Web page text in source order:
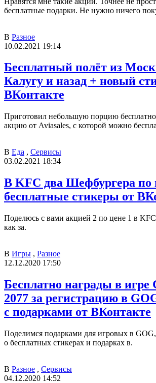
бесплатные подарки. Не нужно ничего
В Разное
10.02.2021 19:14
Бесплатный полёт из
Калугу и назад + новый
ВКонтакте
Приготовил небольшую порцию
акцию от Aviasales, с которой можно
В Еда , Сервисы
03.02.2021 18:34
В KFC два Шефбургера по
бесплатные стикеры от
Поделюсь с вами акцией 2 по цене 1 в
как за.
В Игры , Разное
12.12.2020 17:50
Бесплатно награды в игре
2077 за регистрацию в
с подарками от ВКонтакте
Поделимся подарками для игровых в
о бесплатных стикерах и подарках в.
В Разное , Сервисы
04.12.2020 14:52